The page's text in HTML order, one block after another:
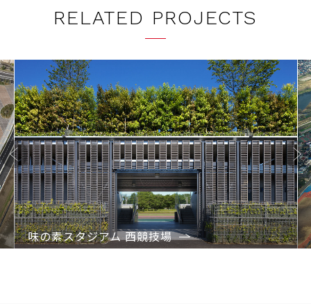
RELATED PROJECTS
Previo
us
味の素スタジアム 西競技場
Next